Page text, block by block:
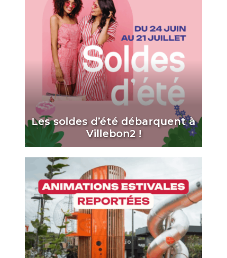
Les soldes d’été débarquent à
Villebon2 !